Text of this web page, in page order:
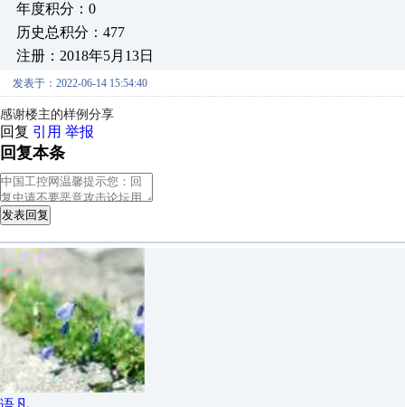
年度积分：0
历史总积分：477
注册：2018年5月13日
发表于：2022-06-14 15:54:40
感谢楼主的样例分享
回复 引用 举报
回复本条
发表回复